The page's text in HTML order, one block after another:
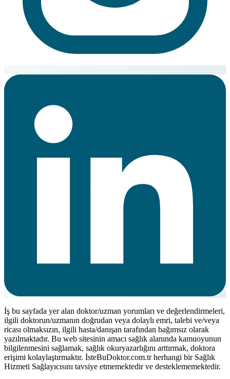
İş bu sayfada yer alan doktor/uzman yorumları ve değerlendirmeleri,
ilgili doktorun/uzmanın doğrudan veya dolaylı emri, talebi ve/veya
ricası olmaksızın, ilgili hasta/danışan tarafından bağımsız olarak
yazılmaktadır. Bu web sitesinin amacı sağlık alanında kamuoyunun
bilgilenmesini sağlamak, sağlık okuryazarlığını arttırmak, doktora
erişimi kolaylaştırmaktır. İsteBuDoktor.com.tr herhangi bir Sağlık
Hizmeti Sağlayıcısını tavsiye etmemektedir ve desteklememektedir.